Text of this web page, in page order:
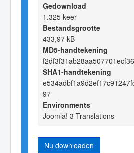
Gedownload
1.325 keer
Bestandsgrootte
433,97 kB
MD5-handtekening
SHA1-handtekening
97
Environments
Joomla! 3 Translations
Nu downloaden